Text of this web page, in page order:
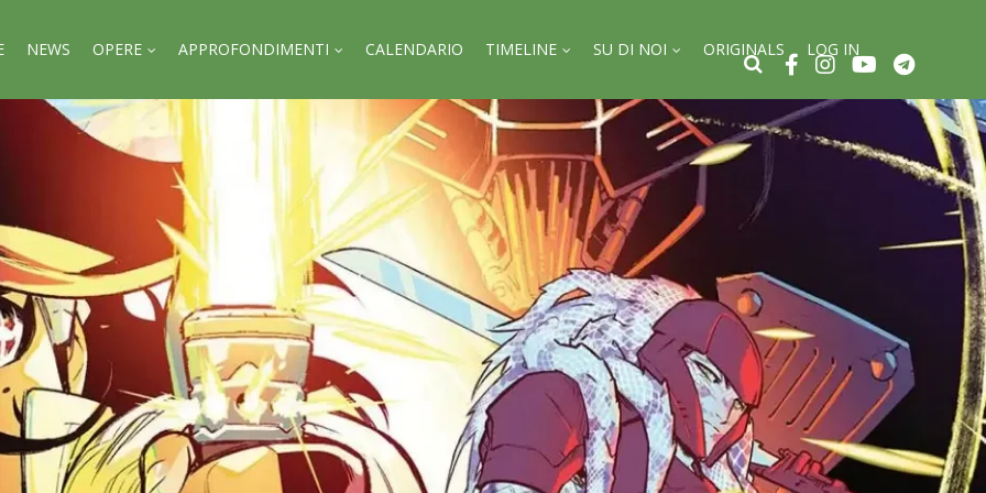
NEWS OPERE APPROFONDIMENTI CALENDARIO TIMELINE SU DI NOI ORIGINALS LOG IN